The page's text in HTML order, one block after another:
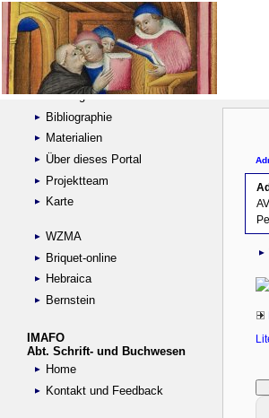
Suche
Handschriftensammlungen
Digitalisierte Handschriften
Kataloge
Bibliographie
Materialien
Über dieses Portal
Projektteam
Karte
WZMA
Briquet-online
Hebraica
Bernstein
IMAFO
Abt. Schrift- und Buchwesen
Home
Kontakt und Feedback